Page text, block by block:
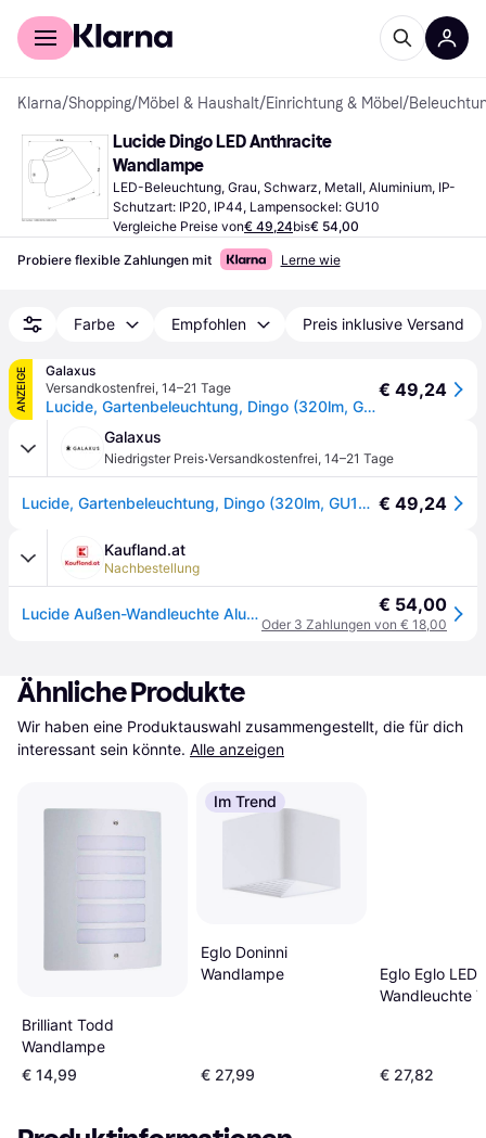
Für Shopper
Klarna/Shopping/Möbel & Haushalt/Einrichtung & Möbel /
Lucide Dingo LED Anthracite
Wandlampe
LED-Beleuchtung, Grau, Schwarz, Metall, Aluminium, IP-
Schutzart: IP20, IP44, Lampensockel: GU10
Vergleiche Preise von€ 49,24bis€ 54,00
Probiere flexible Zahlungen mit Lerne wie
Farbe Empfohlen Preis inklusive Versand
ANZEIGE
Galaxus
Versandkostenfrei, 14–21 Tage
Lucide, Gartenbeleuchtung, Dingo (320lm, GU10, IP44)
€ 49,24
Galaxus
Niedrigster Preis·Versandkostenfrei, 14–21 Tage
Lucide, Gartenbeleuchtung, Dingo (320lm, GU10, IP44) € 49,24
Kaufland.at
Nachbestellung
Lucide Außen-Wandleuchte Aluminium Anthrazit Dimmbar IP44 14,5 cm Breite 9 cm Höhe € 54,00
Oder 3 Zahlungen von € 18,00
Ähnliche Produkte
Wir haben eine Produktauswahl zusammengestellt, die für dich
interessant sein könnte. Alle anzeigen
Brilliant Todd
Wandlampe
€ 14,99
Im Trend
Eglo Doninni
Wandlampe
€ 27,99
Eglo Eglo LED
Wandleuchte
€ 27,82